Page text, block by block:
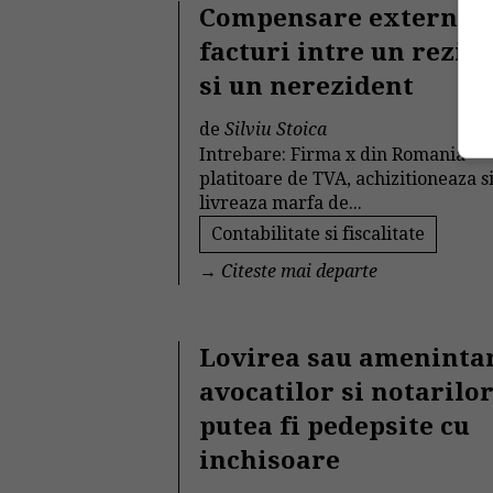
Compensare externa
facturi intre un
si un nerezident
deSilviu Stoica
Intrebare: Firma x din Romania
platitoare de TVA, achizitioneaza si
livreaza marfa de...
Contabilitate si fiscalitate
→ Citeste mai departe
Lovirea sau
avocatilor si
putea fi pedepsite cu
inchisoare